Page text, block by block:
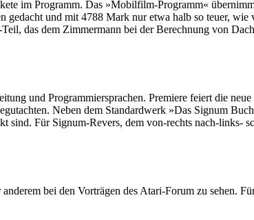
im Programm. Das »Mobilfilm-Programm«
und mit 4788 Mark nur etwa halb so teuer, wie
das dem Zimmermann bei der Berechnung von
und Programmiersprachen. Premiere feiert die
Neben dem Standardwerk »Das Signum
Für Signum-Revers, dem von-rechts nach-links-
bei den Vorträgen des Atari-Forum zu sehen.